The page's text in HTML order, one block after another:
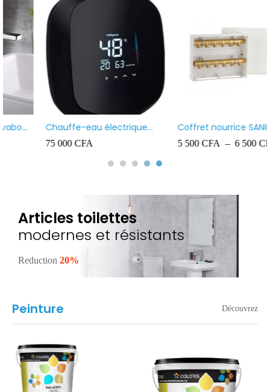
Coffret nourrice SANIMAX
CFA – 6 500CFA
Rouleau Pex Siobati 14×18
100 Mètres lourd – High
CFA
Articles toilettes
modernes et résistants
Reduction 20%
Peinture Découvrez